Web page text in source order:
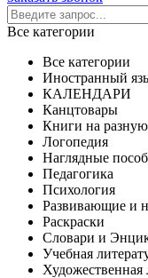
Все категории
Все категории
Иностранный
КАЛЕНДАРИ
Канцтовары
Книги на
Логопедия
Наглядные
Педагогика
Психология
Развивающие и
Раскраски
Словари и
Учебная
Художественная